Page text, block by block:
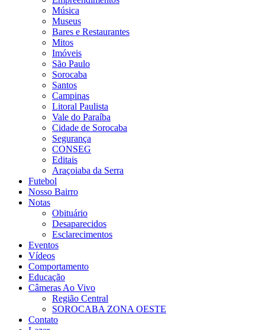
Música
Museus
Bares e Restaurantes
Mitos
Imóveis
São Paulo
Sorocaba
Santos
Campinas
Litoral Paulista
Vale do Paraíba
Cidade de Sorocaba
Segurança
CONSEG
Editais
Araçoiaba da Serra
Futebol
Nosso Bairro
Notas
Obituário
Desaparecidos
Esclarecimentos
Eventos
Vídeos
Comportamento
Educação
Câmeras Ao Vivo
Região Central
SOROCABA ZONA OESTE
Contato